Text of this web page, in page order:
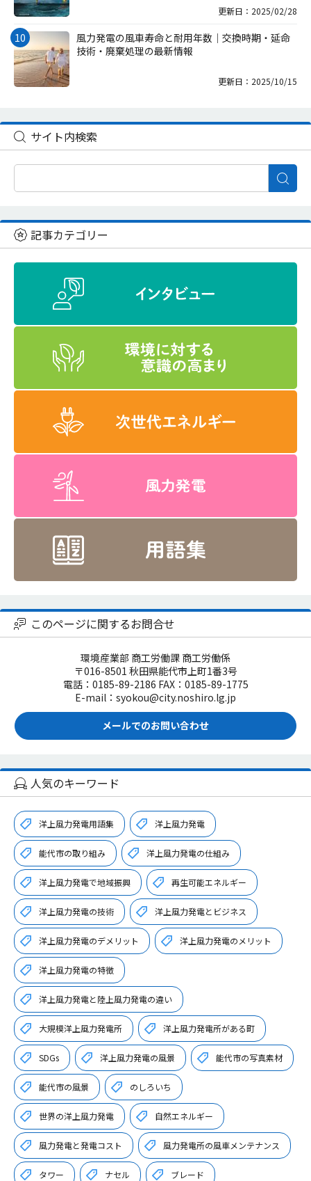
更新日：2025/02/28
風力発電の風車寿命と耐用年数｜交換時期・延命
技術・廃棄処理の最新情報
更新日：2025/10/15
サイト内検索
記事カテゴリー
このページに関するお問合せ
環境産業部 商工労働課 商工労働係
〒016-8501 秋田県能代市上町1番3号
電話：0185-89-2186 FAX：0185-89-1775
E-mail：syokou@city.noshiro.lg.jp
メールでのお問い合わせ
人気のキーワード
洋上風力発電用語集 洋上風力発電
能代市の取り組み 洋上風力発電の仕組み
洋上風力発電で地域振興 再生可能エネルギー
洋上風力発電の技術 洋上風力発電とビジネス
洋上風力発電のデメリット 洋上風力発電のメリット
洋上風力発電の特徴
洋上風力発電と陸上風力発電の違い
大規模洋上風力発電所 洋上風力発電所がある町
SDGs 洋上風力発電の風景 能代市の写真素材
能代市の風景 のしろいち
世界の洋上風力発電 自然エネルギー
風力発電と発電コスト 風力発電所の風車メンテナンス
タワー ナセル ブレード